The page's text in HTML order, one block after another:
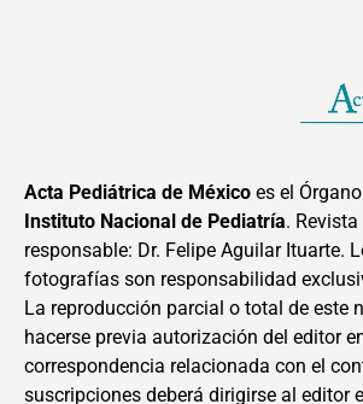
Acta Pediátrica de México es el
Instituto Nacional de Pediatría.
responsable: Dr. Felipe Aguilar Ituarte.
fotografías son responsabilidad
La reproducción parcial o total de este
hacerse previa autorización del editor
correspondencia relacionada con el
suscripciones deberá dirigirse al editor